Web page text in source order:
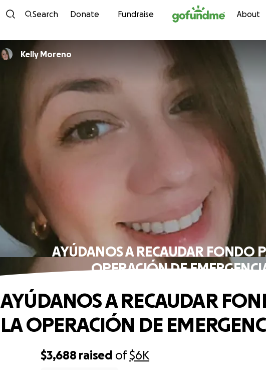
Skip to content
Search Donate Fundraise About
Kelly Moreno
AYÚDANOS A RECAUDAR FONDO
OPERACIÓN DE
$3,688 raised of$6K
AYÚDANOS A RECAUDAR
LA OPERACIÓN DE